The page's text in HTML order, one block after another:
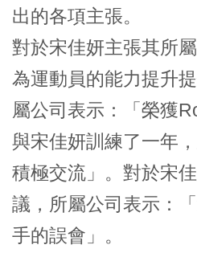
出的各項主張。
對於宋佳妍主張其所
為運動員的能力提升
屬公司表示：「榮獲
與宋佳妍訓練了一年
積極交流」。對於宋
議，所屬公司表示：
手的誤會」。